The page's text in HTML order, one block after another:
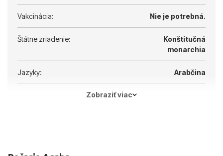
Vakcinácia: Nie je potrebná.
Štátne zriadenie:
Konštitučná
monarchia
Jazyky: Arabčina
Zobraziť viac